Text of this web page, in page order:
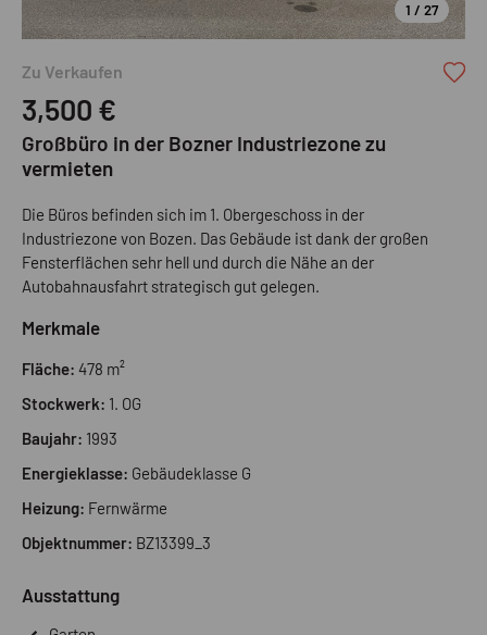
1 / 27
Zu Verkaufen
3,500 €
Großbüro in der Bozner Industriezone zu
vermieten
Die Büros befinden sich im 1. Obergeschoss in der
Industriezone von Bozen. Das Gebäude ist dank der großen
Fensterflächen sehr hell und durch die Nähe an der
Autobahnausfahrt strategisch gut gelegen.
Merkmale
Fläche: 478 m²
Stockwerk: 1. OG
Baujahr: 1993
Energieklasse: Gebäudeklasse G
Heizung: Fernwärme
Objektnummer: BZ13399_3
Ausstattung